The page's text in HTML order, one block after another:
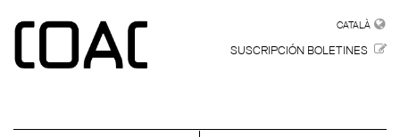
CATALÀ
SUSCRIPCIÓN BOLETINES